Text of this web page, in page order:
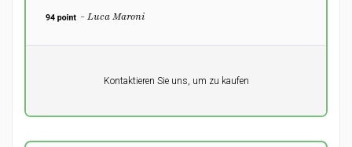
- Luca Maroni
Kontaktieren Sie uns, um zu kaufen